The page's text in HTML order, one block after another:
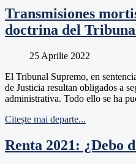
Transmisiones
doctrina del
25 Aprilie 2022
El Tribunal Supremo, en
de Justicia resultan obligados a
administrativa. Todo ello se ha
Citește mai departe...
Renta 2021: ¿Debo